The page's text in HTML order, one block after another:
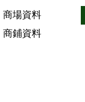
商場資料
商鋪資料